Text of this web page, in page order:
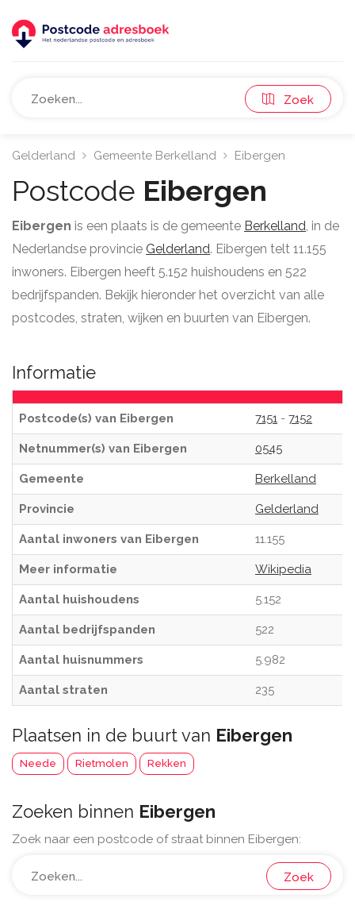
Zoek
Gelderland Gemeente Berkelland Eibergen
Postcode Eibergen
Eibergen is een plaats is de gemeente Berkelland, in de
Nederlandse provincie Gelderland. Eibergen telt 11.155
inwoners. Eibergen heeft 5.152 huishoudens en 522
bedrijfspanden. Bekijk hieronder het overzicht van alle
postcodes, straten, wijken en buurten van Eibergen.
Informatie
Postcode(s) van Eibergen 7151 - 7152
Netnummer(s) van Eibergen 0545
Gemeente Berkelland
Provincie Gelderland
Aantal inwoners van Eibergen 11.155
Meer informatie Wikipedia
Aantal huishoudens 5.152
Aantal bedrijfspanden 522
Aantal huisnummers 5.982
Aantal straten 235
Plaatsen in de buurt van Eibergen
Neede Rietmolen Rekken
Zoeken binnen Eibergen
Zoek naar een postcode of straat binnen Eibergen:
Zoek